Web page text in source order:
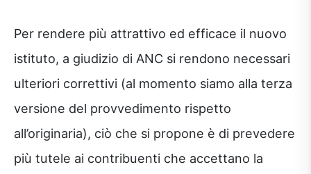
Per rendere più attrattivo ed efficace il nuovo
istituto, a giudizio di ANC si rendono necessari
ulteriori correttivi (al momento siamo alla terza
versione del provvedimento rispetto
all’originaria), ciò che si propone è di prevedere
più tutele ai contribuenti che accettano la